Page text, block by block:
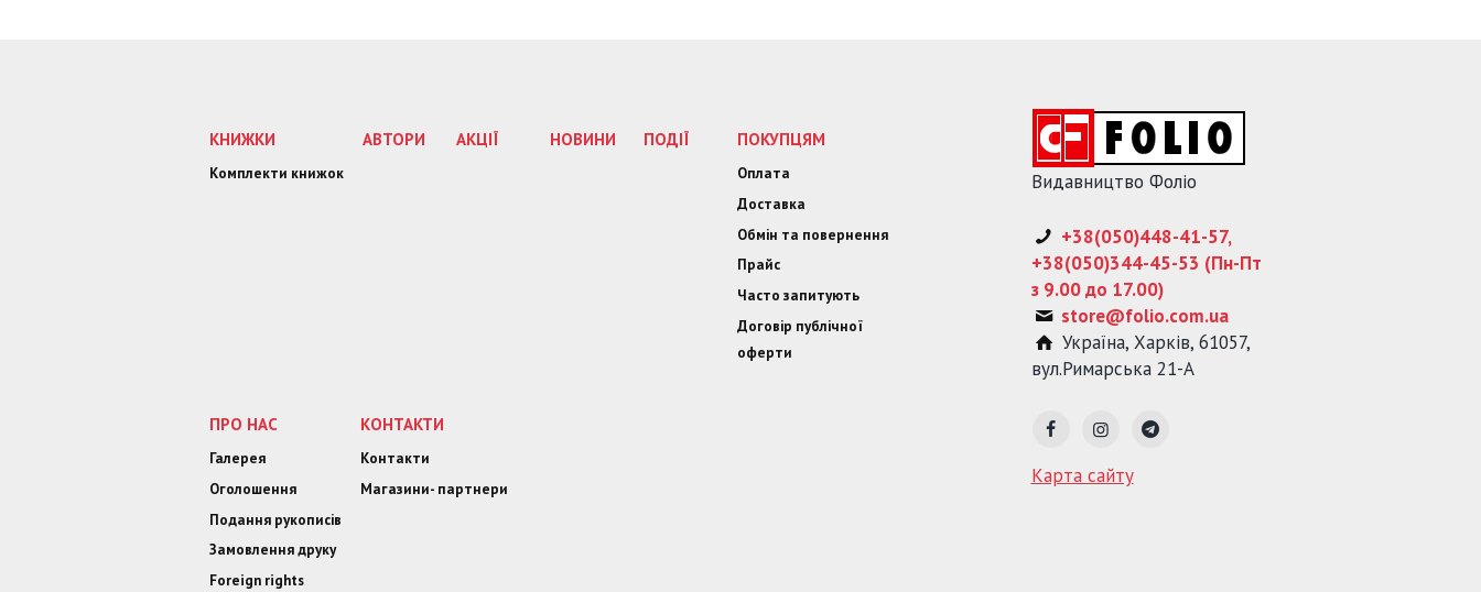
КНИЖКИ
Комплекти книжок
АВТОРИ АКЦІЇ НОВИНИ ПОДІЇ ПОКУПЦЯМ
Оплата
Доставка
Обмін та повернення
Прайс
Часто запитують
Договір публічної
оферти
ПРО НАС
Галерея
Оголошення
Подання рукописів
Замовлення друку
Foreign rights
КОНТАКТИ
Контакти
Магазини- партнери
Видавництво Фоліо
+38(050)448-41-57,
+38(050)344-45-53 (Пн-Пт
з 9.00 до 17.00)
store@folio.com.ua
Україна,Харків,61057,
вул.Римарська 21-А
Карта сайту